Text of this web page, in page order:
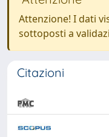
Attenzione! I dati
sottoposti a
Citazioni